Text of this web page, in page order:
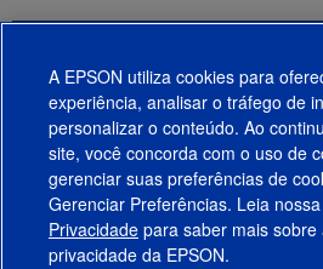
Filtrar Organizar
Produtos
Suporte
A EPSON utiliza cookies para
experiência, analisar o tráfego de
personalizar o conteúdo. Ao
site, você concorda com o uso de
gerenciar suas preferências de
Gerenciar Preferências. Leia nossa
Privacidade para saber mais
privacidade da EPSON.